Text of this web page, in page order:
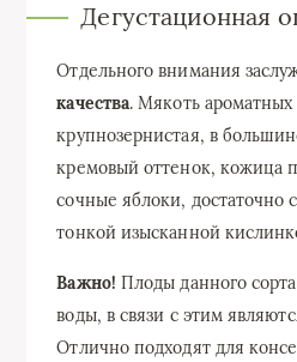
Дегустационная
Отдельного внимания
качества. Мякоть ароматных
крупнозернистая, в
кремовый оттенок, кожица
сочные яблоки, достаточно
тонкой изысканной
Важно! Плоды данного
воды, в связи с этим
Отлично подходят для